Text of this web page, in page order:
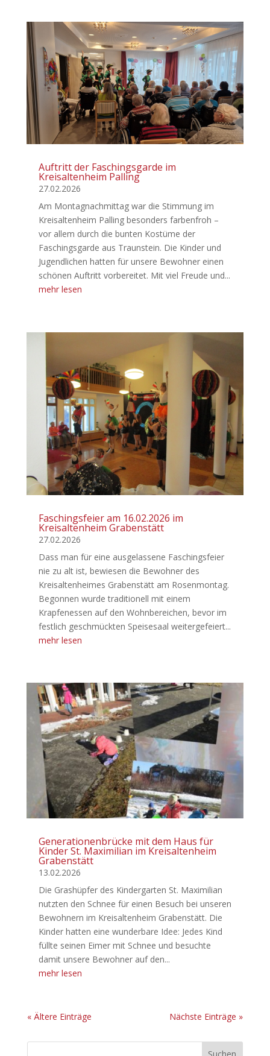
Auftritt der Faschingsgarde im
Kreisaltenheim Palling
27.02.2026
Am Montagnachmittag war die Stimmung im
Kreisaltenheim Palling besonders farbenfroh –
vor allem durch die bunten Kostüme der
Faschingsgarde aus Traunstein. Die Kinder und
Jugendlichen hatten für unsere Bewohner einen
schönen Auftritt vorbereitet. Mit viel Freude und...
mehr lesen
Faschingsfeier am 16.02.2026 im
Kreisaltenheim Grabenstätt
27.02.2026
Dass man für eine ausgelassene Faschingsfeier
nie zu alt ist, bewiesen die Bewohner des
Kreisaltenheimes Grabenstätt am Rosenmontag.
Begonnen wurde traditionell mit einem
Krapfenessen auf den Wohnbereichen, bevor im
festlich geschmückten Speisesaal weitergefeiert...
mehr lesen
Generationenbrücke mit dem Haus für
Kinder St. Maximilian im Kreisaltenheim
Grabenstätt
13.02.2026
Die Grashüpfer des Kindergarten St. Maximilian
nutzten den Schnee für einen Besuch bei unseren
Bewohnern im Kreisaltenheim Grabenstätt. Die
Kinder hatten eine wunderbare Idee: Jedes Kind
füllte seinen Eimer mit Schnee und besuchte
damit unsere Bewohner auf den...
mehr lesen
« Ältere Einträge Nächste Einträge »